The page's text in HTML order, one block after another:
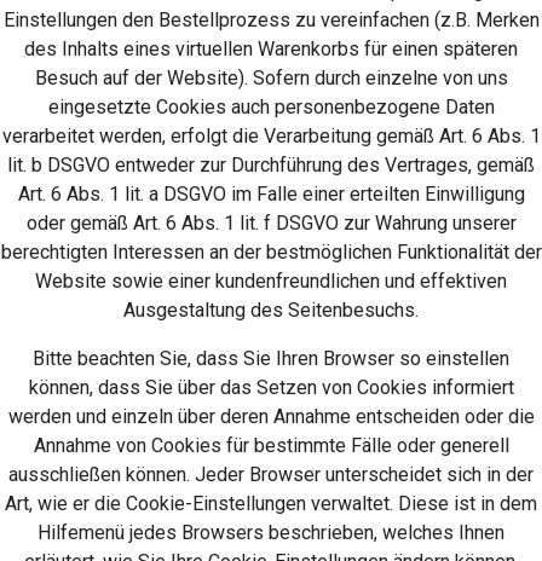
Einstellungen den Bestellprozess zu vereinfachen (z.B. Merken
des Inhalts eines virtuellen Warenkorbs für einen späteren
Besuch auf der Website). Sofern durch einzelne von uns
eingesetzte Cookies auch personenbezogene Daten
verarbeitet werden, erfolgt die Verarbeitung gemäß Art. 6 Abs. 1
lit. b DSGVO entweder zur Durchführung des Vertrages, gemäß
Art. 6 Abs. 1 lit. a DSGVO im Falle einer erteilten Einwilligung
oder gemäß Art. 6 Abs. 1 lit. f DSGVO zur Wahrung unserer
berechtigten Interessen an der bestmöglichen Funktionalität der
Website sowie einer kundenfreundlichen und effektiven
Ausgestaltung des Seitenbesuchs.
Bitte beachten Sie, dass Sie Ihren Browser so einstellen
können, dass Sie über das Setzen von Cookies informiert
werden und einzeln über deren Annahme entscheiden oder die
Annahme von Cookies für bestimmte Fälle oder generell
ausschließen können. Jeder Browser unterscheidet sich in der
Art, wie er die Cookie-Einstellungen verwaltet. Diese ist in dem
Hilfemenü jedes Browsers beschrieben, welches Ihnen